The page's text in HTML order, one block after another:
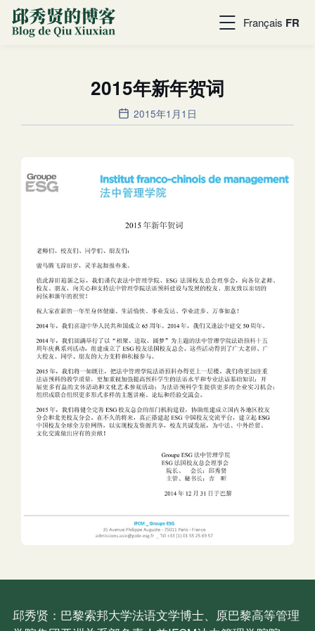
Français FR
2015年新年贺词
2015年1月1日
邱秀贤：巴黎索邦大学法语文学博士、原巴黎高等管理